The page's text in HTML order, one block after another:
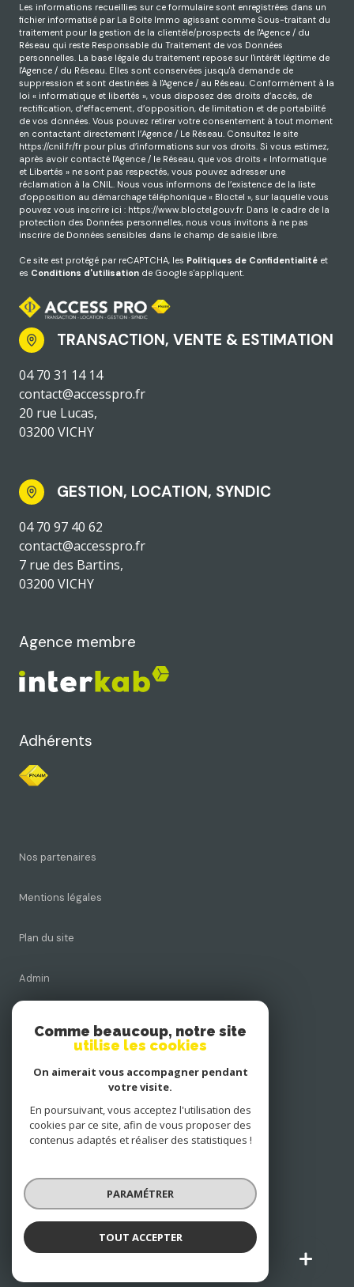
Les informations recueillies sur ce formulaire sont enregistrées dans un
fichier informatisé par La Boite Immo agissant comme Sous-traitant du
traitement pour la gestion de la clientèle/prospects de l'Agence / du
Réseau qui reste Responsable du Traitement de vos Données
personnelles. La base légale du traitement repose sur l'intérêt légitime de
l'Agence / du Réseau. Elles sont conservées jusqu'à demande de
suppression et sont destinées à l'Agence / au Réseau. Conformément à la
loi « informatique et libertés », vous disposez des droits d’accès, de
rectification, d’effacement, d’opposition, de limitation et de portabilité
de vos données. Vous pouvez retirer votre consentement à tout moment
en contactant directement l’Agence / Le Réseau. Consultez le site
https://cnil.fr/fr pour plus d’informations sur vos droits. Si vous estimez,
après avoir contacté l'Agence / le Réseau, que vos droits « Informatique
et Libertés » ne sont pas respectés, vous pouvez adresser une
réclamation à la CNIL. Nous vous informons de l’existence de la liste
d'opposition au démarchage téléphonique « Bloctel », sur laquelle vous
pouvez vous inscrire ici : https://www.bloctel.gouv.fr . Dans le cadre de la
protection des Données personnelles, nous vous invitons à ne pas
inscrire de Données sensibles dans le champ de saisie libre.
Ce site est protégé par reCAPTCHA, les Politiques de Confidentialité et
es Conditions d'utilisation de Google s'appliquent.
TRANSACTION, VENTE & ESTIMATION
04 70 31 14 14
contact@accesspro.fr
20 rue Lucas,
03200 VICHY
GESTION, LOCATION, SYNDIC
04 70 97 40 62
contact@accesspro.fr
7 rue des Bartins,
03200 VICHY
Agence membre
Adhérents
Nos partenaires
Mentions légales
Plan du site
Admin
Réalisé par
Comme beaucoup, notre site
utilise les cookies
On aimerait vous accompagner pendant
votre visite.
En poursuivant, vous acceptez l'utilisation des
cookies par ce site, afin de vous proposer des
contenus adaptés et réaliser des statistiques !
PARAMÉTRER
TOUT ACCEPTER